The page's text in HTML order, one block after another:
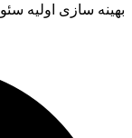
بهینه سازی اولیه سئو